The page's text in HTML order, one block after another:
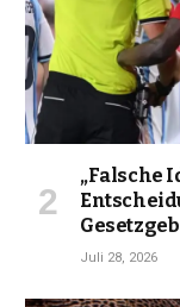
„Falsche
Juli 28, 2026